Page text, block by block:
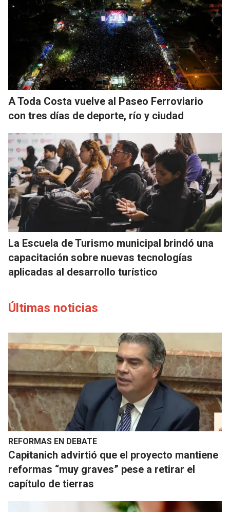
A Toda Costa vuelve al Paseo Ferroviario
con tres días de deporte, río y ciudad
La Escuela de Turismo municipal brindó una
capacitación sobre nuevas tecnologías
aplicadas al desarrollo turístico
Últimas noticias
REFORMAS EN DEBATE
Capitanich advirtió que el proyecto mantiene
reformas “muy graves” pese a retirar el
capítulo de tierras